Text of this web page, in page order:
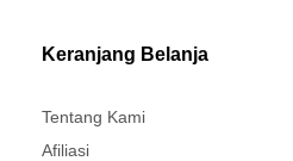
Keranjang Belanja
Tentang Kami
Afiliasi